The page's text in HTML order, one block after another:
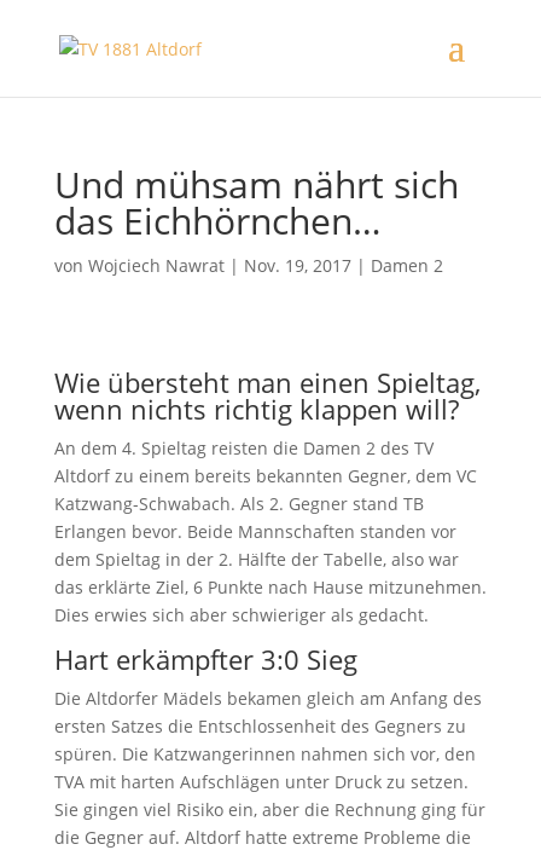
Und mühsam nährt sich
das Eichhörnchen…
von Wojciech Nawrat| Nov. 19, 2017| Damen 2
Wie übersteht man einen Spieltag,
wenn nichts richtig klappen will?
An dem 4. Spieltag reisten die Damen 2 des TV
Altdorf zu einem bereits bekannten Gegner, dem VC
Katzwang-Schwabach. Als 2. Gegner stand TB
Erlangen bevor. Beide Mannschaften standen vor
dem Spieltag in der 2. Hälfte der Tabelle, also war
das erklärte Ziel, 6 Punkte nach Hause mitzunehmen.
Dies erwies sich aber schwieriger als gedacht.
Hart erkämpfter 3:0 Sieg
Die Altdorfer Mädels bekamen gleich am Anfang des
ersten Satzes die Entschlossenheit des Gegners zu
spüren. Die Katzwangerinnen nahmen sich vor, den
TVA mit harten Aufschlägen unter Druck zu setzen.
Sie gingen viel Risiko ein, aber die Rechnung ging für
die Gegner auf. Altdorf hatte extreme Probleme die